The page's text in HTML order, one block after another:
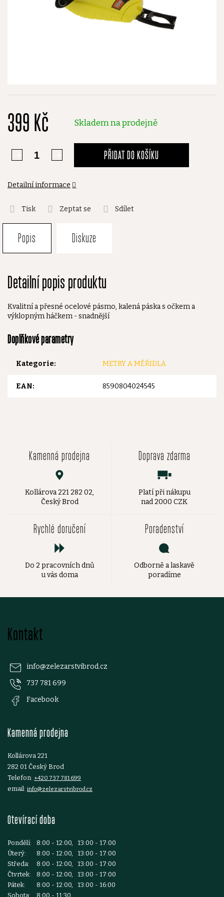
399 Kč Skladem na prodejně
PŘIDAT DO KOŠÍKU
Detailní informace
Tisk Zeptat se Sdílet
Popis Diskuze
Detailní popis produktu
Kvalitní a přesné ocelové pásmo, kalená páska s očkem a
výklopným háčkem - snadnější
Doplňkové parametry
Kategorie: METRY A MĚŘIDLA
EAN: 8590804024545
Kamenná prodejna
Kollárova 221 282 02,
Český Brod
Doprava zdarma
Platí při nákupu
nad 2000 CZK
Rychlé doručení
Do 2 pracovních dnů
u vás doma
Poradenství
Odborně a laskavě
poradíme
Kontakt
info@zelezarstvibrod.cz
737 781 699
Facebook
Kamenná prodejna
Kollárova 221
282 01 Český Brod
Telefon: +420 737 781 699
email: info@zelezarstvibrod.cz
Otevírací doba
Pondělí:
8:00 - 12:00, 13:00 - 17:00
Úterý:
8:00 - 12:00, 13:00 - 17:00
Středa:
8:00 - 12:00, 13:00 - 17:00
Čtvrtek:
8:00 - 12:00, 13:00 - 17:00
Pátek:
8:00 - 12:00, 13:00 - 16:00
Sobota:
8:00 - 11:30